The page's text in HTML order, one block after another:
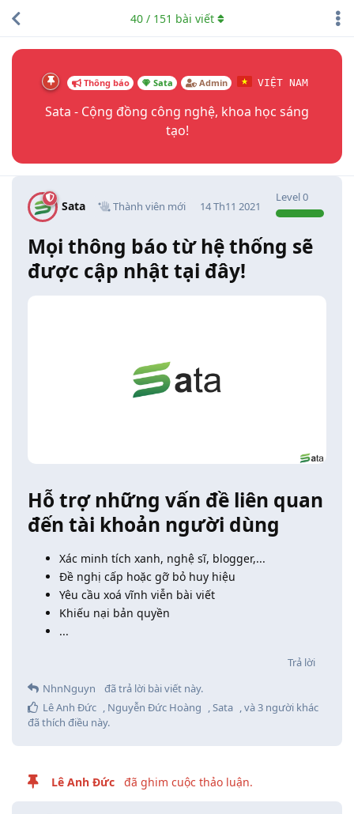
Thông báo Sata Admin VIỆT NAM
Sata - Cộng đồng công nghệ, khoa học sáng
tạo!
40/ 151 bài viết
Sata Thành viên mới
Level0
14 Th11 2021
Mọi thông báo từ hệ thống sẽ
được cập nhật tại đây!
Hỗ trợ những vấn đề liên quan
đến tài khoản người dùng
Xác minh tích xanh, nghệ sĩ, blogger,...
Đề nghị cấp hoặc gỡ bỏ huy hiệu
Yêu cầu xoá vĩnh viễn bài viết
Khiếu nại bản quyền
...
Trả lời
NhnNguyn
đã trả lời bài viết này.
Lê Anh Đức , Nguyễn Đức Hoàng ,Sata , và3 người khác
đã thích điều này.
Lê Anh Đức đã ghim cuộc thảo luận.